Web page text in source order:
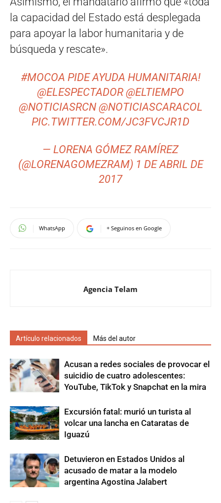
la capacidad del Estado está desplegada
para apoyar la labor humanitaria y de
búsqueda y rescate».
#MOCOA PIDE AYUDA HUMANITARIA!
@ELESPECTADOR @ELTIEMPO
@NOTICIASRCN @NOTICIASCARACOL
PIC.TWITTER.COM/JC3FVCJR1D
— LORENA GÓMEZ RAMÍREZ
(@LORENAGOMEZRAM) 1 DE ABRIL DE
2017
WhatsApp + Seguinos en Google
Agencia Telam
Artículo relacionados Más del autor
Acusan a redes sociales de provocar el
suicidio de cuatro adolescentes:
YouTube, TikTok y Snapchat en la mira
Excursión fatal: murió un turista al
volcar una lancha en Cataratas de
Iguazú
Detuvieron en Estados Unidos al
acusado de matar a la modelo
argentina Agostina Jalabert